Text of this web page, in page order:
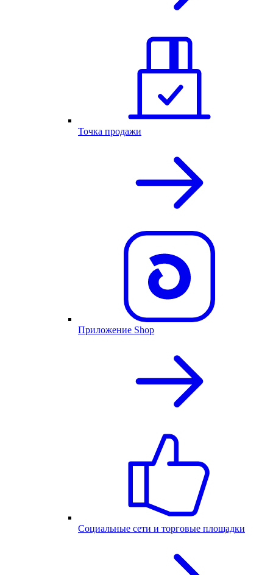
Точка продажи
Приложение Shop
Социальные сети и торговые площадки